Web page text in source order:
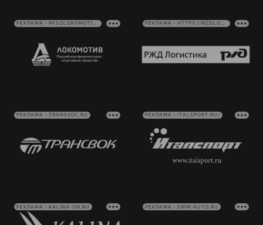
РЕКЛАМА • RFSOLOKOMOTIV.RU РЕКЛАМА • HTTPS://RZDLOG.RU/
РЕКЛАМА • TRANSVOC.RU РЕКЛАМА • ITALSPORT.RU/
РЕКЛАМА • KALINA-SM.RU РЕКЛАМА • SWM-AUTO.RU